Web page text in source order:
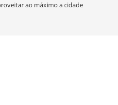
ao máximo a cidade